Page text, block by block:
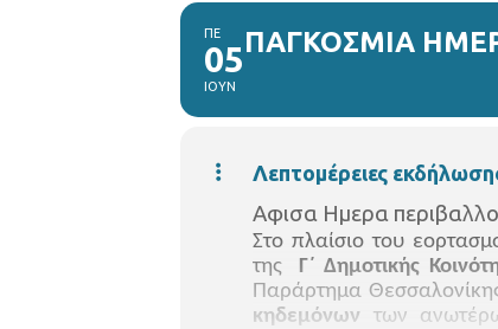
ΠΕ
05
ΙΟΥΝ
ΠΑΓΚΟΣΜΙΑ
Λεπτομέρειες
Αφισα Ημερα
Στο πλαίσιο του
της
Γ΄ Δημοτικής
Παράρτημα
κηδεμόνων των